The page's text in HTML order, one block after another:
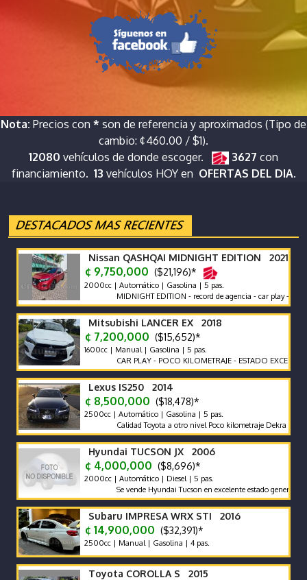
Nota: Precios con * son de referencia y aproximados (Tipo de
cambio: ¢460.00 / $1).
12080 vehículos de donde escoger. 3627 con
financiamiento. 13 vehículos HOY en OFERTAS DEL DIA.
Nissan QASHQAI MIDNIGHT EDITION 2021
¢ 9,750,000 ($21,196)*
2000cc | Automático | Gasolina | 5 pas.
MIDNIGHT EDITION - record de agencia - car play - poco km
Mitsubishi LANCER EX 2018
¢ 7,200,000 ($15,652)*
1600cc | Manual | Gasolina | 5 pas.
CAR PLAY - POCO KILOMETRAJE - ESTADO EXCELENTE -
Lexus IS250 2014
¢ 8,500,000 ($18,478)*
2500cc | Automático | Gasolina | 5 pas.
Calidad Toyota a otro nivel Poco kilometraje Dekra limpio
Hyundai TUCSON JX 2006
¢ 4,000,000 ($8,696)*
2000cc | Automático | Diesel | 5 pas.
Se vende Hyundai Tucson en excelente estado general.
Subaru IMPRESA WRX STI 2016
¢ 14,900,000 ($32,391)*
2500cc | Manual | Gasolina | 4 pas.
Toyota COROLLA S 2015